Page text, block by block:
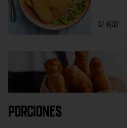
S/ 49.00
Porciones